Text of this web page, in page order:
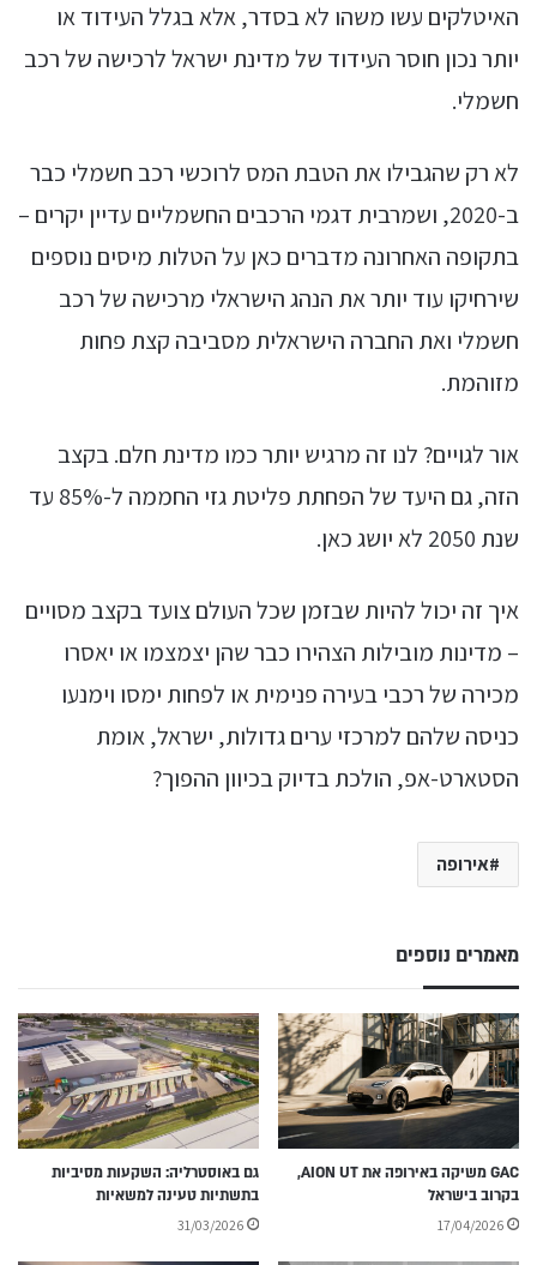
האיטלקים עשו משהו לא בסדר, אלא בגלל העידוד או
יותר נכון חוסר העידוד של מדינת ישראל לרכישה של רכב
חשמלי.
לא רק שהגבילו את הטבת המס לרוכשי רכב חשמלי כבר
ב-2020, ושמרבית דגמי הרכבים החשמליים עדיין יקרים –
בתקופה האחרונה מדברים כאן על הטלות מיסים נוספים
שירחיקו עוד יותר את הנהג הישראלי מרכישה של רכב
חשמלי ואת החברה הישראלית מסביבה קצת פחות
מזוהמת.
אור לגויים? לנו זה מרגיש יותר כמו מדינת חלם. בקצב
הזה, גם היעד של הפחתת פליטת גזי החממה ל-85% עד
שנת 2050 לא יושג כאן.
איך זה יכול להיות שבזמן שכל העולם צועד בקצב מסויים
– מדינות מובילות הצהירו כבר שהן יצמצמו או יאסרו
מכירה של רכבי בעירה פנימית או לפחות ימסו וימנעו
כניסה שלהם למרכזי ערים גדולות, ישראל, אומת
הסטארט-אפ, הולכת בדיוק בכיוון ההפוך?
אירופה
מאמרים נוספים
GAC משיקה באירופה את AION UT,
בקרוב בישראל
17/04/2026
גם באוסטרליה: השקעות מסיביות
בתשתיות טעינה למשאיות
31/03/2026